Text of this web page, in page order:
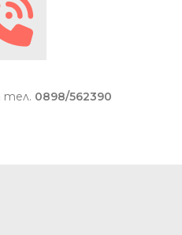
тел. 0898/562390